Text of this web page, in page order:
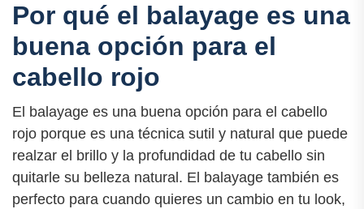
Por qué el balayage es una
buena opción para el
cabello rojo
El balayage es una buena opción para el cabello
rojo porque es una técnica sutil y natural que puede
realzar el brillo y la profundidad de tu cabello sin
quitarle su belleza natural. El balayage también es
perfecto para cuando quieres un cambio en tu look,